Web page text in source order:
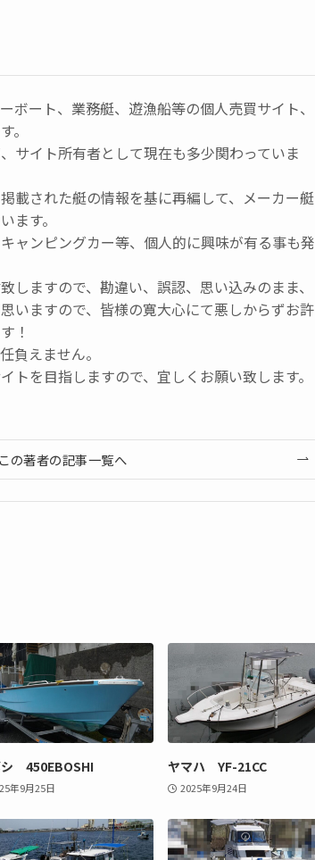
ボート、業務艇、遊漁船等の個人売買サイト、
。
サイト所有者として現在も多少関わっていま
載された艇の情報を基に再編して、メーカー艇
ます。
ャンピングカー等、個人的に興味が有る事も発
しますので、勘違い、誤認、思い込みのまま、
いますので、皆様の寛大心にて悪しからずお許
！
負えません。
トを目指しますので、宜しくお願い致します。
この著者の記事一覧へ
シ 450EBOSHI
年9月25日
ヤマハ YF-21CC
2025年9月24日